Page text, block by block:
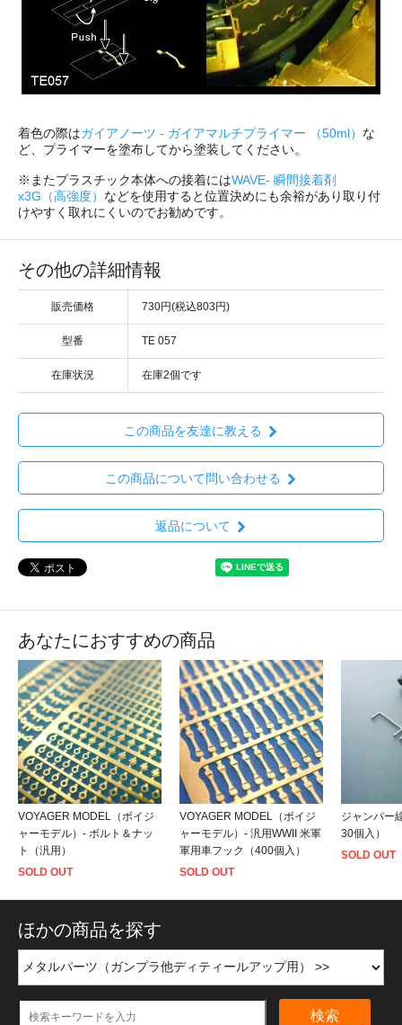
着色の際はガイアノーツ - ガイアマルチプライマー （50ml） な
ど、プライマーを塗布してから塗装してください。
※またプラスチック本体への接着にはWAVE- 瞬間接着剤
x3G（高強度） などを使用すると位置決めにも余裕があり取り付
けやすく取れにくいのでお勧めです。
その他の詳細情報
販売価格 730円(税込803円)
型番 TE 057
在庫状況 在庫2個です
この商品を友達に教える
この商品について問い合わせる
返品について
あなたにおすすめの商品
VOYAGER MODEL（ボイジ
ャーモデル）- ボルト＆ナッ
ト（汎用）
SOLD OUT
VOYAGER MODEL（ボイジ
ャーモデル）- 汎用WWII 米軍
軍用車フック（400個入）
SOLD OUT
ジャンパー
30個入）
SOLD OUT
ほかの商品を探す
検索